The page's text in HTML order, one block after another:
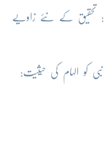
تحقیق کے نئے زاویے
نبی کو الہام کی حیثیت: